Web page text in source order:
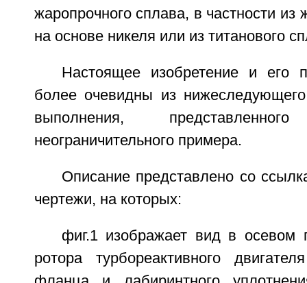
жаропрочного сплава, в частности из
на основе никеля или из титанового
Настоящее изобретение и его
более очевидны из
выполнения,
неограничительного примера.
Описание представлено со
чертежи, на которых:
фиг.1 изображает вид в осевом
ротора турбореактивного